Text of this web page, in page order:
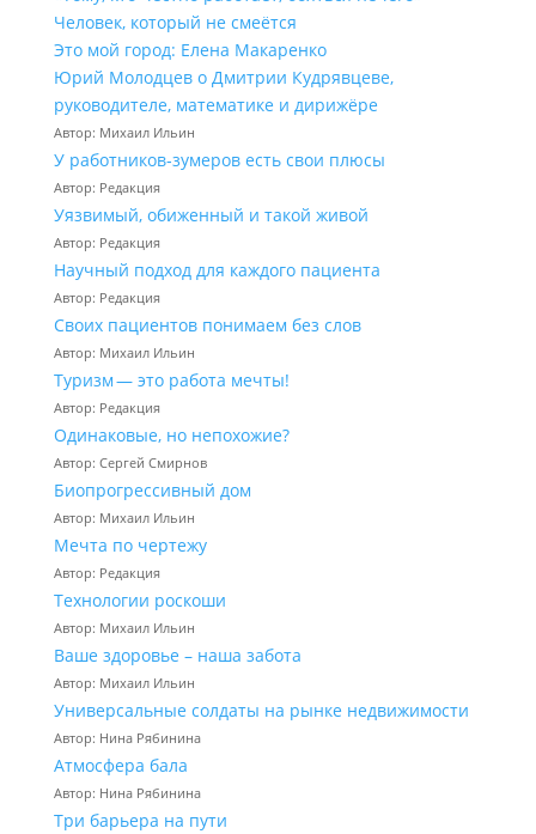
Человек, который не смеётся
Это мой город: Елена Макаренко
Юрий Молодцев о Дмитрии Кудрявцеве,
руководителе, математике и дирижёре
Автор: Михаил Ильин
У работников‑зумеров есть свои плюсы
Автор: Редакция
Уязвимый, обиженный и такой живой
Автор: Редакция
Научный подход для каждого пациента
Автор: Редакция
Своих пациентов понимаем без слов
Автор: Михаил Ильин
Туризм — это работа мечты!
Автор: Редакция
Одинаковые, но непохожие?
Автор: Сергей Смирнов
Биопрогрессивный дом
Автор: Михаил Ильин
Мечта по чертежу
Автор: Редакция
Технологии роскоши
Автор: Михаил Ильин
Ваше здоровье – наша забота
Автор: Михаил Ильин
Универсальные солдаты на рынке недвижимости
Автор: Нина Рябинина
Атмосфера бала
Автор: Нина Рябинина
Три барьера на пути